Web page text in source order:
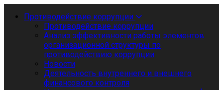
Противодействие коррупции
Противодействие коррупции
Анализ эффективности работы элементов
организационной структуры по
противодействию коррупции
Новости
Деятельность внутреннего и внешнего
финансового контроля